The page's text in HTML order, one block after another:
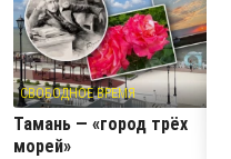
СВОБОДНОЕ ВРЕМЯ
Тамань — «город трёх
морей»